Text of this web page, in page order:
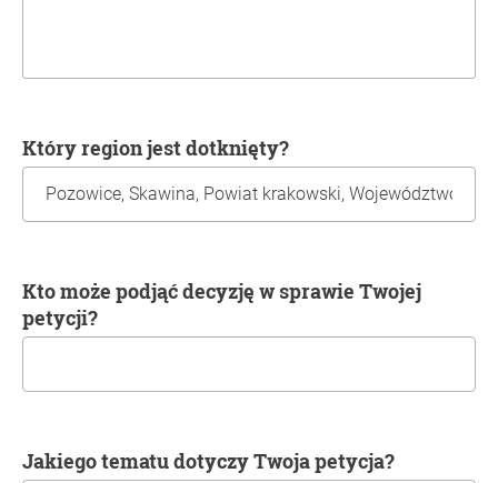
Który region jest dotknięty?
Kto może podjąć decyzję w sprawie Twojej
petycji?
Jakiego tematu dotyczy Twoja petycja?